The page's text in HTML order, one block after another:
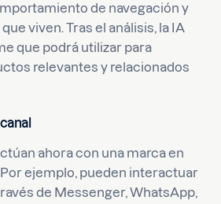
de navegación y
viven. Tras el análisis, la IA
que podrá utilizar para
relevantes y relacionados
ahora con una marca en
ejemplo, pueden interactuar
de Messenger, WhatsApp,